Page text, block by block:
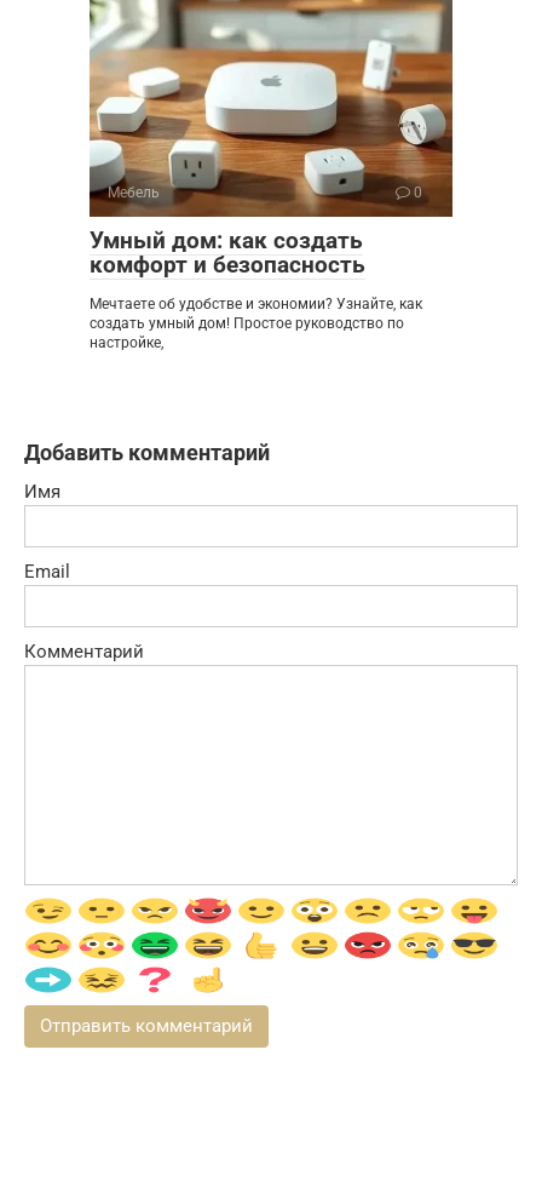
Мебель 0
Умный дом: как создать
комфорт и безопасность
Мечтаете об удобстве и экономии? Узнайте, как
создать умный дом! Простое руководство по
настройке,
Добавить комментарий
Имя
Email
Комментарий